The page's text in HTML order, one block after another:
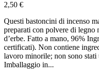
2,50 €
Questi bastoncini di incenso
preparati con polvere di legno
d’erbe. Fatto a mano, 96%
certificati). Non contiene
lavoro minorile; non sono
Imballaggio in...